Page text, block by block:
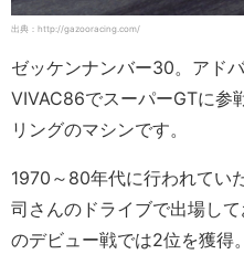
出典：http://gazooracing.com/
ゼッケンナンバー30。アド
VIVAC86でスーパーGTに参
リングのマシンです。
1970～80年代に行われてい
司さんのドライブで出場し
のデビュー戦では2位を獲得。